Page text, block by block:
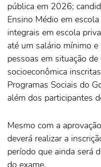
pública em 2026;
Ensino Médio em
integrais em escola
até um salário mínimo
pessoas em situação
socioeconômica
Programas Sociais do
além dos participantes
Mesmo com a
deverá realizar a
período que ainda será
do exame.